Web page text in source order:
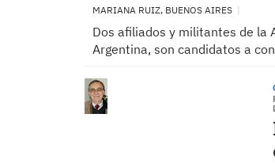
MARIANA RUIZ, BUENOS AIRES
Dos afiliados y militantes de la
Argentina, son candidatos a